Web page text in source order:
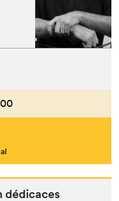
dédicaces